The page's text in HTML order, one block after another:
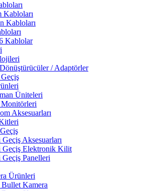
Kabloları
Kabloları
Kablolar
/ Adaptörler
Üniteleri
Aksesuarları
Aksesuarları
Geçiş Elektronik Kilit
Geçiş Panelleri
Ürünleri
Kamera